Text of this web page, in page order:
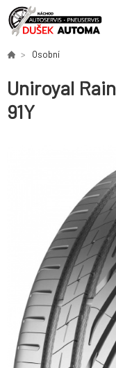
Osobní
Uniroyal
91Y